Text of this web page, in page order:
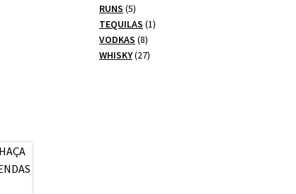
RUNS 55
produtos
TEQUILAS 11
VODKAS 88
produtos
WHISKY 2727